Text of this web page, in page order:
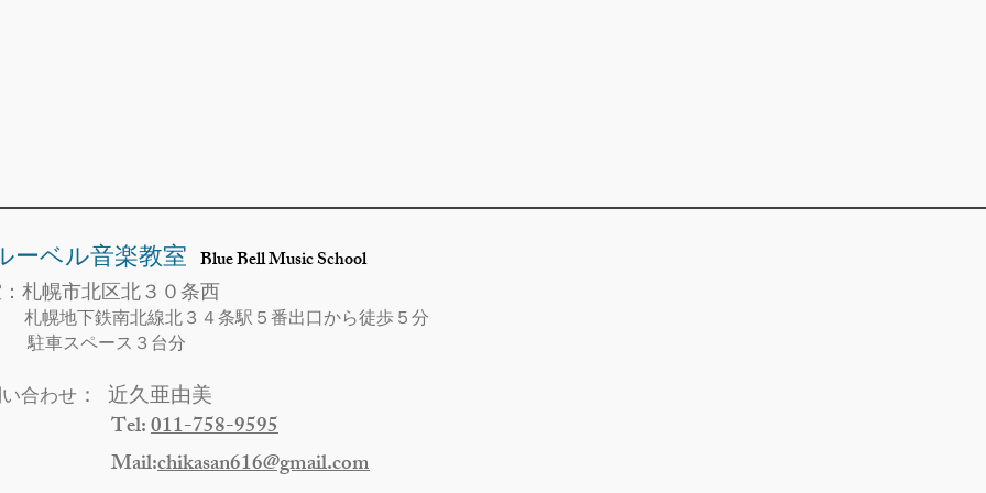
ーベル音楽教室 Blue Bell Music School
：札幌市北区北３０条西
地下鉄南北線北３４条駅５番出口から徒歩５分
スペース３台分
合わせ ： 近久亜由美
Tel:011-758-9595
chikasan616@gmail.com